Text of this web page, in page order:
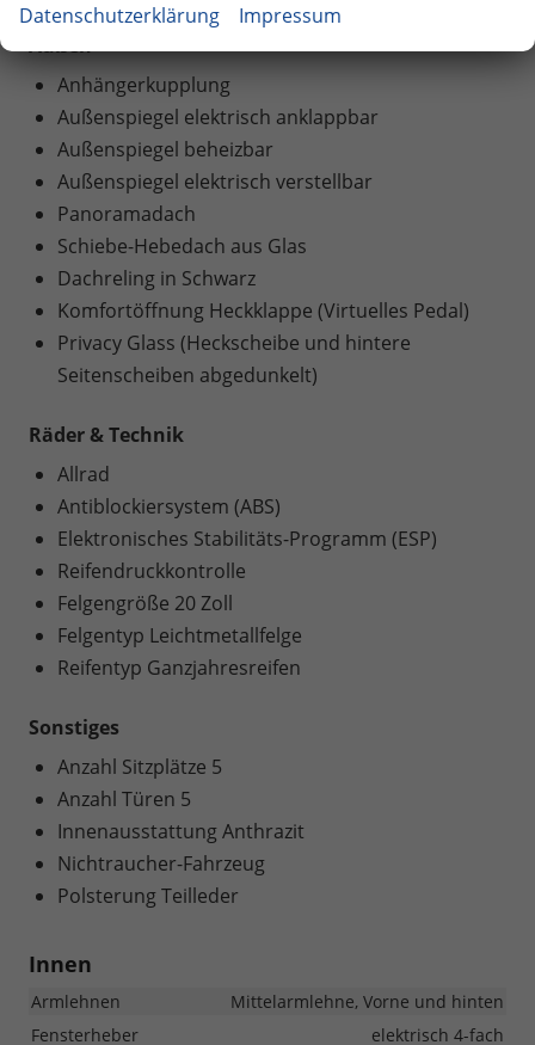
Außen
Anhängerkupplung
Außenspiegel elektrisch anklappbar
Außenspiegel beheizbar
Außenspiegel elektrisch verstellbar
Panoramadach
Schiebe-Hebedach aus Glas
Dachreling in Schwarz
Komfortöffnung Heckklappe (Virtuelles Pedal)
Privacy Glass (Heckscheibe und hintere
Seitenscheiben abgedunkelt)
Räder & Technik
Allrad
Antiblockiersystem (ABS)
Elektronisches Stabilitäts-Programm (ESP)
Reifendruckkontrolle
Felgengröße 20 Zoll
Felgentyp Leichtmetallfelge
Reifentyp Ganzjahresreifen
Sonstiges
Anzahl Sitzplätze 5
Anzahl Türen 5
Innenausstattung Anthrazit
Nichtraucher-Fahrzeug
Polsterung Teilleder
Innen
Armlehnen
Mittelarmlehne, Vorne und hinten
Fensterheber
elektrisch 4-fach
Datenschutzerklärung Impressum